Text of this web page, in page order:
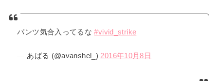
パンツ気合入ってるな#vivid_strike
— あばる (@avanshel_)2016年10月8日